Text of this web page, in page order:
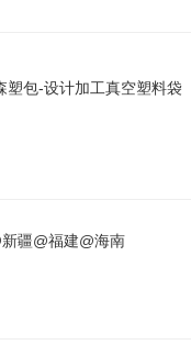
塑包-设计加工真空塑料袋
疆@福建@海南